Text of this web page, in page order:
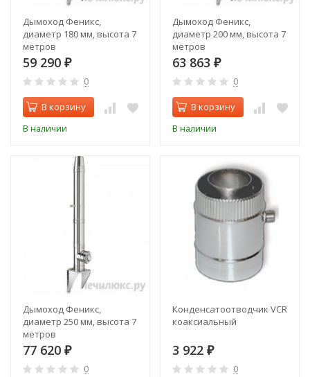
Дымоход Феникс,
диаметр 180 мм, высота 7
метров
59 290 ₽
0
В корзину
В наличии
Дымоход Феникс,
диаметр 200 мм, высота 7
метров
63 863 ₽
0
В корзину
В наличии
Дымоход Феникс,
диаметр 250 мм, высота 7
метров
77 620 ₽
0
Конденсатоотводчик VCR
коаксиальный
3 922 ₽
0